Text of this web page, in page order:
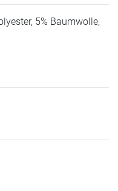
5% Baumwolle,